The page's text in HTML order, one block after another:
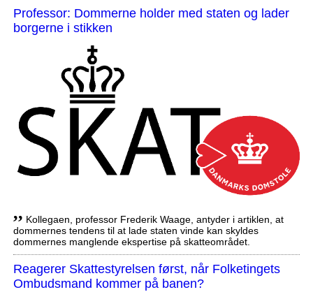
Professor: Dommerne holder med staten og lader
borgerne i stikken
,, Kollegaen, professor Frederik Waage, antyder i artiklen, at
dommernes tendens til at lade staten vinde kan skyldes
dommernes manglende ekspertise på skatteområdet.
Reagerer Skattestyrelsen først, når Folketingets
Ombudsmand kommer på banen?